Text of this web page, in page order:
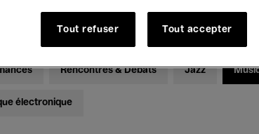
Août 2026
Rencontres & Débats Jazz
électronique
Tout refuser Tout accepter